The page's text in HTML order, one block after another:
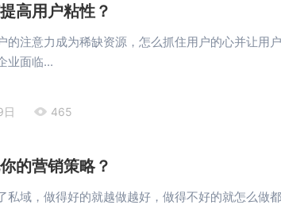
高用户粘性？
的注意力成为稀缺资源，怎么抓住用户的心并让用
业面临...
日 465
的营销策略？
私域，做得好的就越做越好，做得不好的就怎么做